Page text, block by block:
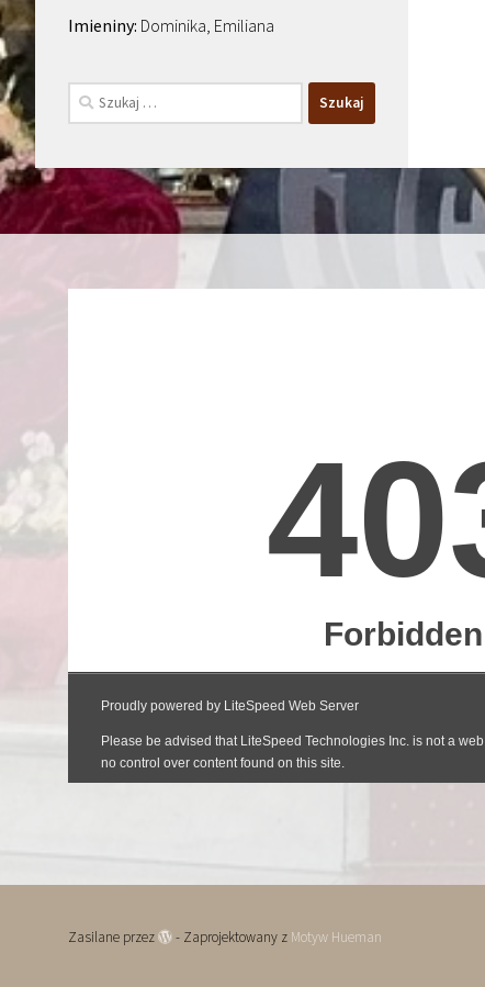
Dominika, Emiliana
Szukaj:
Zasilane przez - Zaprojektowany z Motyw Hueman